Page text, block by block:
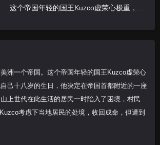
亚姆·福林
杰斯·哈梅尔 雪莉·琳恩
丹尼·
怀特
杰克·安杰尔 马克·汀戴尔
汤姆·琼
这个帝国年轻的国王Kuzco虚荣心极重，为
洲一个帝国。这个帝国年轻的国王Kuzco虚荣心
己十八岁的生日，他决定在帝国首都附近的一座
上世代在此生活的居民一时陷入了困境，村民
考虑下当地居民的处境，收回成命，但遭到